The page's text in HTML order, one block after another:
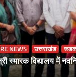
NEWS उत्तराखंड
स्मारक विद्यालय में